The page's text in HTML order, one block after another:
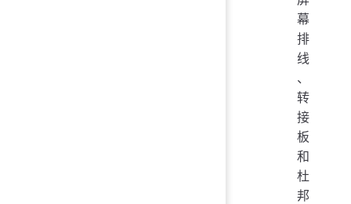
幕
排
线
、
转
接
板
和
杜
邦